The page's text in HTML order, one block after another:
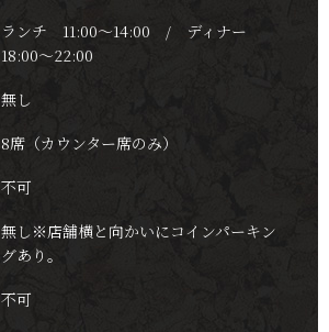
ランチ 11:00～14:00 / ディナー
18:00～22:00
無し
8席（カウンター席のみ）
不可
無し※店舗横と向かいにコインパーキン
グあり。
不可